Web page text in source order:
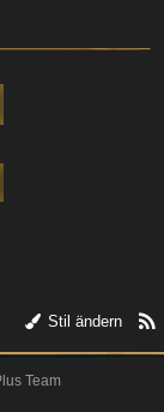
Stil ändern
Team